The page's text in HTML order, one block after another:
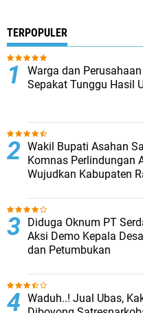
TERPOPULER
Warga dan
Sepakat Tunggu Hasil
Wakil Bupati Asahan
Komnas Perlindungan
Wujudkan Kabupaten
Diduga Oknum PT
Aksi Demo Kepala
dan Petumbukan
Waduh..! Jual Ubas,